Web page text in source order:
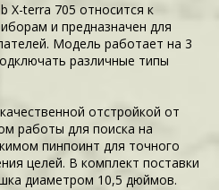
X-terra 705 относится к
и предназначен для
Модель работает на 3
различные типы
отстройкой от
работы для поиска на
пинпоинт для точного
целей. В комплект поставки
диаметром 10,5 дюймов.